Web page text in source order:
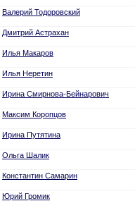
Валерий Тодоровский
Дмитрий Астрахан
Илья Макаров
Илья Неретин
Ирина Смирнова-Бейнарович
Максим Коропцов
Ирина Путятина
Ольга Шалик
Константин Самарин
Юрий Громик